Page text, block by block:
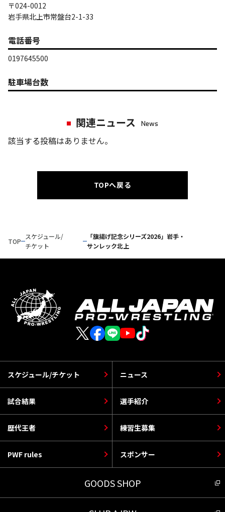
〒024-0012
岩手県北上市常盤台2-1-33
電話番号
0197645500
駐車場台数
関連ニュース News
該当する投稿はありません。
TOPへ戻る
TOP
スケジュール/
チケット
「旗揚げ記念シリーズ2026」岩手・
サンレック北上
スケジュール/チケット
選手紹介
PWF rules
ニュース
歴代王者
スポンサー
試合結果
練習生募集
GOODS SHOP